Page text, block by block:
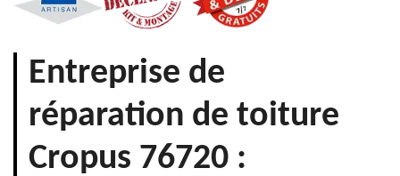
Entreprise de
réparation de toiture
Cropus 76720 :